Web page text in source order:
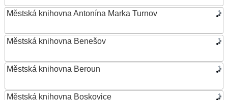
Městská knihovna Antonína Marka Turnov
Městská knihovna Benešov
Městská knihovna Beroun
Městská knihovna Boskovice